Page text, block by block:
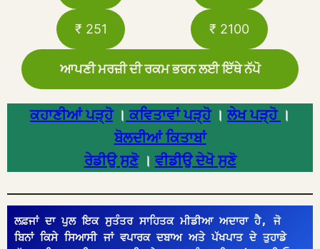
₹ 251 ₹ 2100
ਆਪਣੀ ਮਰਜ਼ੀ ਦੀ ਰਕਮ ਭਰਨ ਲਈ ਇੱਥੇ ਨੱਪੋ
ਕਹਾਣੀਆਂ ਪੜ੍ਹੋ। ਕਵਿਤਾਵਾਂ ਪੜ੍ਹੋ।ਲੇਖ ਪੜ੍ਹੋ ।
ਬੋਲਦੀਆਂ ਕਿਤਾਬਾਂ
ਰੇਡੀਉ ਸੁਣੋ। ਵੀਡੀਉ ਦੇਖੋ ਸੁਣੋ
ਲਫ਼ਜਾਂ ਦਾ ਪੁਲ ਇਕ ਸੁਤੰਤਰ ਸਾਹਿਤਕ ਮੀਡੀਆ ਅਦਾਰਾ ਹੈ, ਜੋ
ਬਿਨਾਂ ਕਿਸੇ ਸਿਆਸੀ ਜਾਂ ਵਪਾਰਕ ਦਬਾਅ ਅਤੇ ਪੱਖਪਾਤ ਦੇ ਤੁਹਾਡੇ